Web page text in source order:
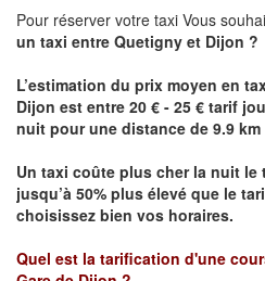
Pour réserver votre taxi Vous
un taxi entre Quetigny et Dijon ?
L’estimation du prix moyen en
Dijon est entre 20 € - 25 € tarif
nuit pour une distance de 9.9 km
Un taxi coûte plus cher la nuit
jusqu’à 50% plus élevé que le
choisissez bien vos horaires.
Quel est la tarification d'une